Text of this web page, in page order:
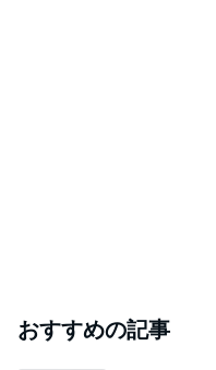
おすすめの記事